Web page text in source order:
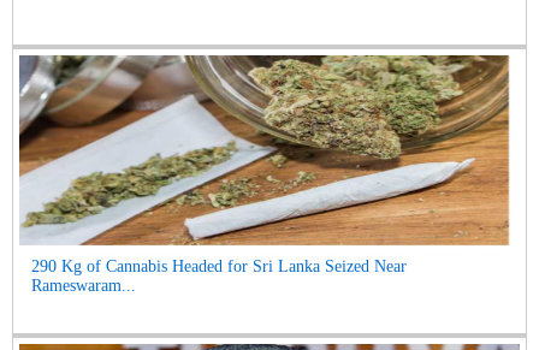
290 Kg of Cannabis Headed for Sri Lanka Seized Near
Rameswaram...